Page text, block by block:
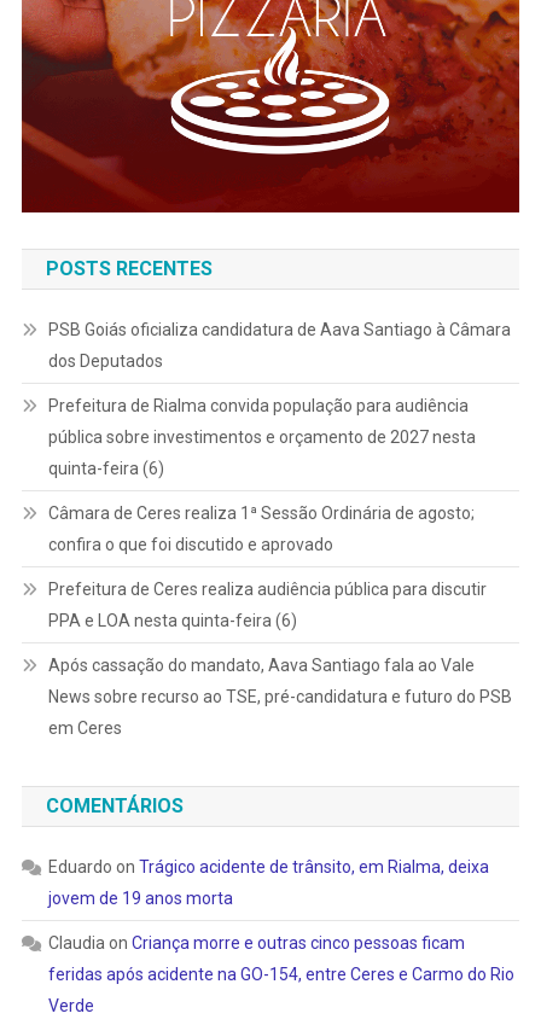
POSTS RECENTES
PSB Goiás oficializa candidatura de Aava Santiago à Câmara
dos Deputados
Prefeitura de Rialma convida população para audiência
pública sobre investimentos e orçamento de 2027 nesta
quinta-feira (6)
Câmara de Ceres realiza 1ª Sessão Ordinária de agosto;
confira o que foi discutido e aprovado
Prefeitura de Ceres realiza audiência pública para discutir
PPA e LOA nesta quinta-feira (6)
Após cassação do mandato, Aava Santiago fala ao Vale
News sobre recurso ao TSE, pré-candidatura e futuro do PSB
em Ceres
COMENTÁRIOS
Eduardo on Trágico acidente de trânsito, em Rialma, deixa
jovem de 19 anos morta
Claudiaon Criança morre e outras cinco pessoas ficam
feridas após acidente na GO-154, entre Ceres e Carmo do Rio
Verde